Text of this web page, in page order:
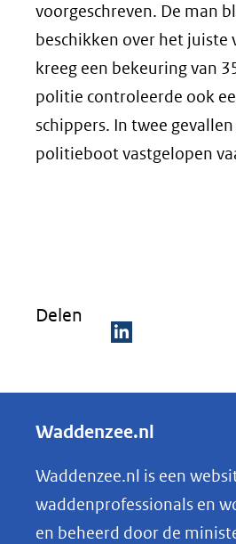
voorgeschreven. De man
beschikken over het juiste
kreeg een bekeuring van
politie controleerde ook
schippers. In twee
politieboot vastgelopen
Delen
e
e
n
o
p
Waddenzee.nl
Waddenzee.nl is een
waddenprofessionals en
en beheerd door de